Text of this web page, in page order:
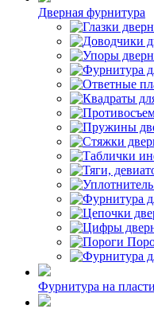
Дверная фурнитура
Фурнитура на